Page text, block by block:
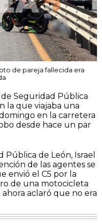
de pareja fallecida era
Seguridad Pública
la que viajaba una
en la carretera
desde hace un par
de León, Israel
de las agentes se
envió el C5 por la
de una motocicleta
aclaró que no era